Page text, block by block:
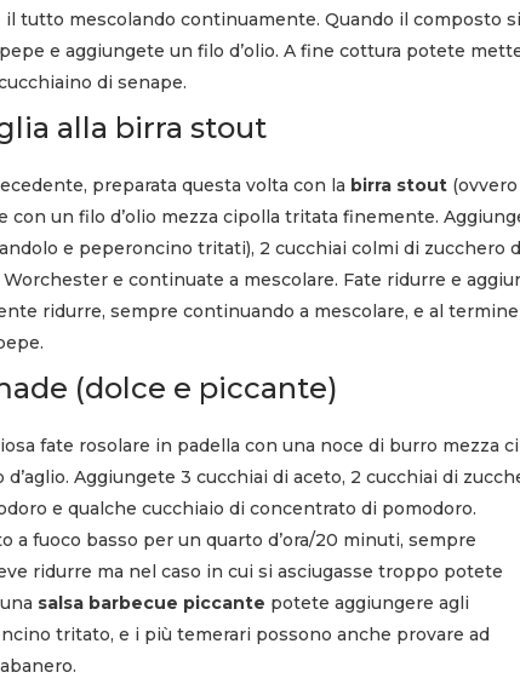
tutto mescolando continuamente. Quando il composto
e aggiungete un filo d’olio. A fine cottura potete
di senape.
alla birra stout
preparata questa volta con la birra stout (ovvero
con un filo d’olio mezza cipolla tritata finemente.
e peperoncino tritati), 2 cucchiai colmi di zucchero
e continuate a mescolare. Fate ridurre e
ridurre, sempre continuando a mescolare, e al
(dolce e piccante)
fate rosolare in padella con una noce di burro mezza
Aggiungete 3 cucchiai di aceto, 2 cucchiai di
e qualche cucchiaio di concentrato di pomodoro.
a fuoco basso per un quarto d’ora/20 minuti, sempre
ridurre ma nel caso in cui si asciugasse troppo potete
salsa barbecue piccante potete aggiungere agli
tritato, e i più temerari possono anche provare ad